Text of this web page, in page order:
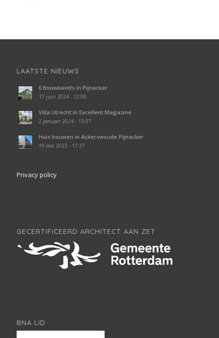
LAATSTE NIEUWS
6 Bouwkavels in Pijnacker
17 juni 2024 - 12:00
Villa Utrecht in Excellent Magazine
2 januari 2024 - 13:07
Huis bouwen in Ackerswoude Pijnacker
19 mei 2023 - 17:37
Privacy policy
GECERTIFICEERD ARCHITECT AAN ZET
BNA LID